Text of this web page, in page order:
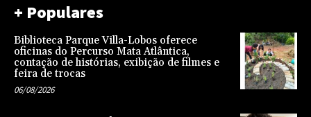
+ Populares
Biblioteca Parque Villa-Lobos oferece
oficinas do Percurso Mata Atlântica,
contação de histórias, exibição de filmes e
feira de trocas
06/08/2026